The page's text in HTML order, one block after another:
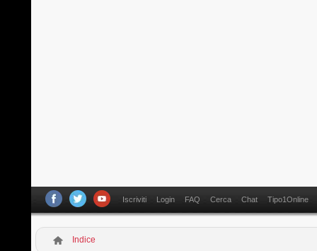
Iscriviti Login FAQ Cerca Chat Tipo1Online
Indice